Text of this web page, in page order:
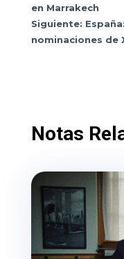
en Marrakech
Siguiente:
nominaciones de
Notas